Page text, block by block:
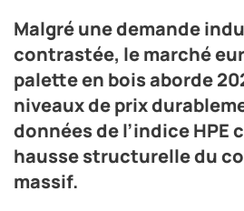
Malgré une demande
contrastée, le marché
palette en bois aborde
niveaux de prix
données de l’indice HPE
hausse structurelle du
massif.